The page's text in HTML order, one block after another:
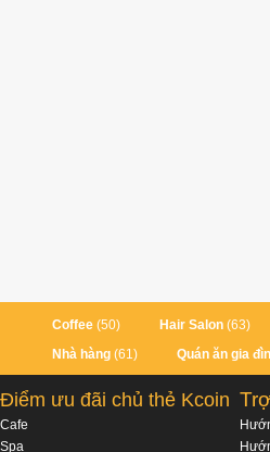
Coffee (50) Hair Salon (63)
Nhà hàng (61) Quán ăn gia
Điểm ưu đãi chủ thẻ Kcoin
Cafe
Spa